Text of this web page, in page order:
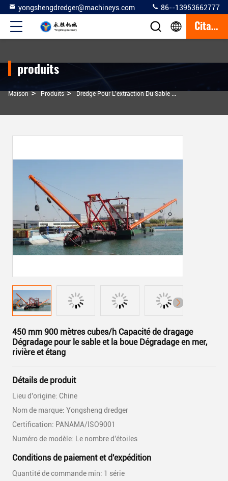
yongshengdredger@machineys.com 86--13953662777
Citation
produits
Maison > Produits > Dredge Pour L'extraction Du Sable >
450 mm 900 mètres cubes/h Capacité de dragage
Dégradage pour le sable et la boue Dégradage en mer,
rivière et étang
Détails de produit
Lieu d'origine: Chine
Nom de marque: Yongsheng dredger
Certification: PANAMA/ISO9001
Numéro de modèle: Le nombre d'étoiles
Conditions de paiement et d'expédition
Quantité de commande min: 1 série